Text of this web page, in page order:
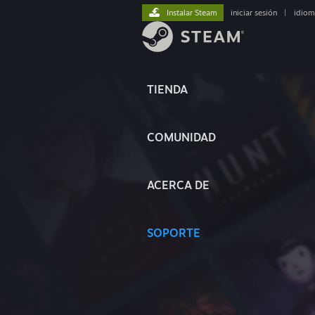
TIENDA
COMUNIDAD
ACERCA DE
SOPORTE
Instalar Steam iniciar sesión